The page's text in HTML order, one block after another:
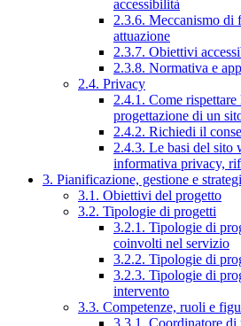
accessibilità
2.3.6. Meccanismo di
attuazione
2.3.7. Obiettivi
2.3.8. Normativa e
2.4. Privacy
2.4.1. Come
progettazione di un
2.4.2. Richiedi il
2.4.3. Le basi del sito
informativa privacy,
3. Pianificazione, gestione e
3.1. Obiettivi del progetto
3.2. Tipologie di progetti
3.2.1. Tipologie di
coinvolti nel servizio
3.2.2. Tipologie di
3.2.3. Tipologie di
intervento
3.3. Competenze, ruoli e
3.3.1. Coordinatore di